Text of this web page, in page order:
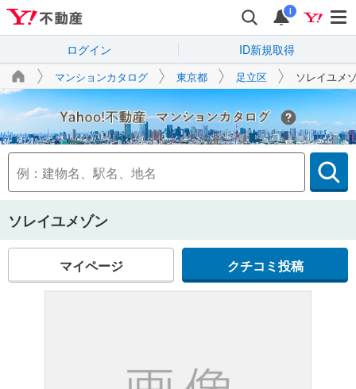
i
ログイン ID新規取得
マンションカタログ 東京都 足立区 ソレイユメ
Yahoo!不動産
ソレイユメゾン
マイページ クチコミ投稿